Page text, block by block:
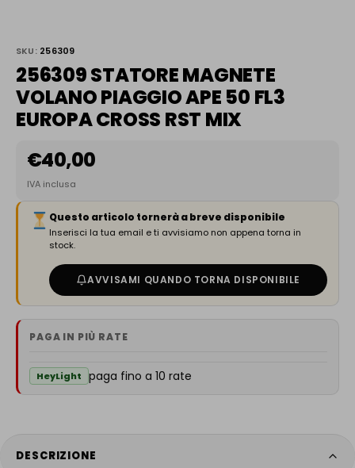
SKU: 256309
256309 STATORE MAGNETE
VOLANO PIAGGIO APE 50 FL3
EUROPA CROSS RST MIX
€40,00
IVA inclusa
Questo articolo tornerà a breve disponibile
Inserisci la tua email e ti avvisiamo non appena torna in
stock.
AVVISAMI QUANDO TORNA DISPONIBILE
PAGA IN PIÙ RATE
HeyLight paga fino a 10 rate
DESCRIZIONE